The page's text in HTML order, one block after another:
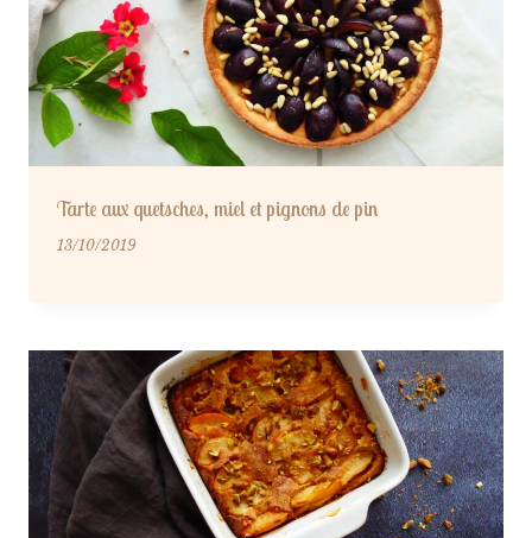
Tarte aux quetsches, miel et pignons de pin
13/10/2019